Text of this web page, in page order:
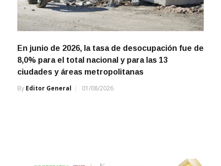
En junio de 2026, la tasa de desocupación fue de
8,0% para el total nacional y para las 13
ciudades y áreas metropolitanas
By Editor General 01/08/2026